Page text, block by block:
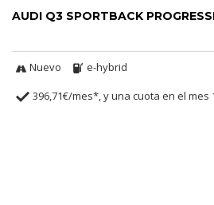
Nuevo
e-hybrid
396,71€/mes*, y una cuota en el mes